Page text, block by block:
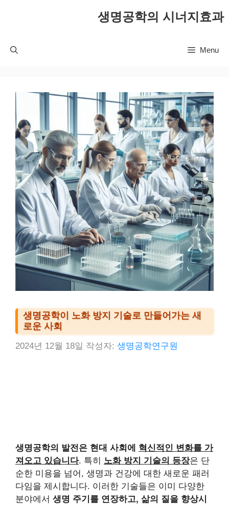
생명공학의 시너지효과
Menu
생명공학이 노화 방지 기술로 만들어가는 새
로운 사회
2024년 12월 18일 작성자: 생명공학연구원
생명공학의 발전은 현대 사회에 혁신적인 변화를 가
져오고 있습니다. 특히 노화 방지 기술의 등장은 단
순한 미용을 넘어, 생명과 건강에 대한 새로운 패러
다임을 제시합니다. 이러한 기술들은 이미 다양한
분야에서 생명 주기를 연장하고, 삶의 질을 향상시